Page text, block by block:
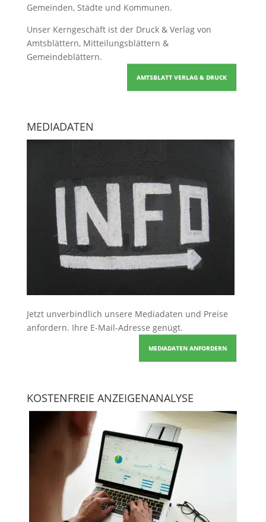
Gemeinden, Städte und Kommunen.
Unser Kerngeschäft ist der Druck & Verlag von
Amtsblättern, Mitteilungsblättern &
Gemeindeblättern.
AMTSBLATT VERLAG & DRUCK
MEDIADATEN
Jetzt unverbindlich unsere Mediadaten und Preise
anfordern. Ihre E-Mail-Adresse genügt.
MEDIADATEN ANFORDERN
KOSTENFREIE ANZEIGENANALYSE